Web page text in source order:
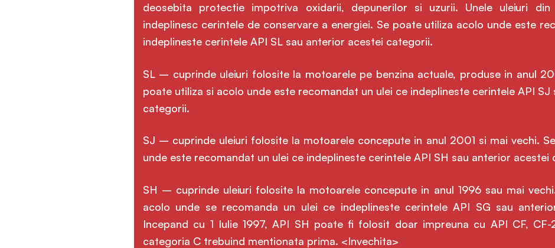
deosebita protectie impotriva oxidarii, depunerilor si uzurii. Unele uleiuri din
indeplinesc cerintele de conservare a energiei. Se poate utiliza acolo unde este
indeplineste cerintele API SL sau anterior acestei categorii.
SL – cuprinde uleiuri folosite la motoarele pe benzina actuale, produse in anul
poate utiliza si acolo unde este recomandat un ulei ce indeplineste cerintele API SJ
categorii.
SJ – cuprinde uleiuri folosite la motoarele concepute in anul 2001 si mai vechi.
unde este recomandat un ulei ce indeplineste cerintele API SH sau anterior acestei
SH – cuprinde uleiuri folosite la motoarele concepute in anul 1996 sau mai
acolo unde se recomanda un ulei ce indeplineste cerintele API SG sau
Incepand cu 1 Iulie 1997, API SH poate fi folosit doar impreuna cu API CF,
categoria C trebuind mentionata prima. <Invechita>